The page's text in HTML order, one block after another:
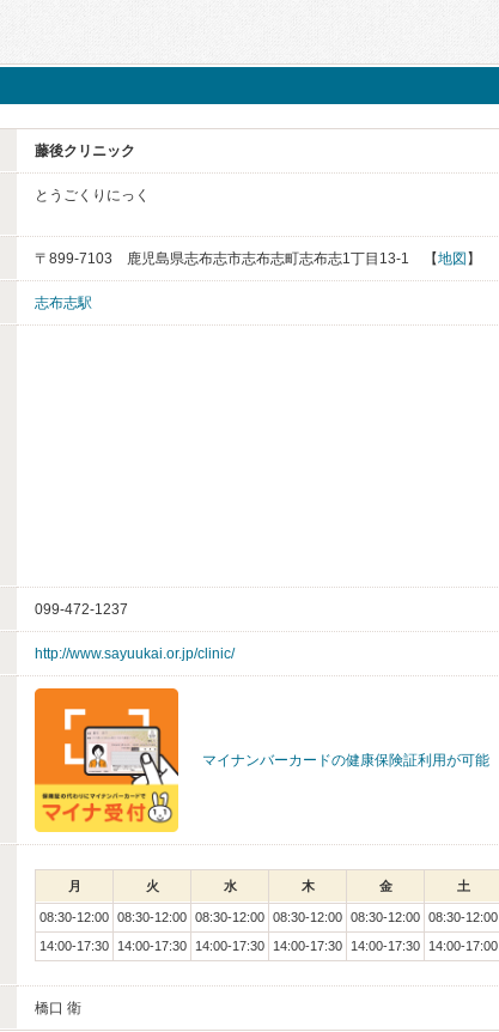
藤後クリニック
とうごくりにっく
〒899-7103 鹿児島県志布志市志布志町志布志1丁目13-1 【地図 】
志布志駅
099-472-1237
http://www.sayuukai.or.jp/clinic/
マイナンバーカードの健康保険証利用が可能
月 火 水 木 金 土
08:30-12:00 08:30-12:00 08:30-12:00 08:30-12:00 08:30-12:00 08:30-12:00
14:00-17:30
14:00-17:30 14:00-17:30 14:00-17:30 14:00-17:30 14:00-17:00
橋口 衛